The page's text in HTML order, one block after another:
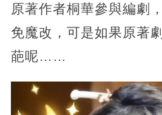
原著作者桐華參與編劇
免魔改，可是如果原著
葩呢……